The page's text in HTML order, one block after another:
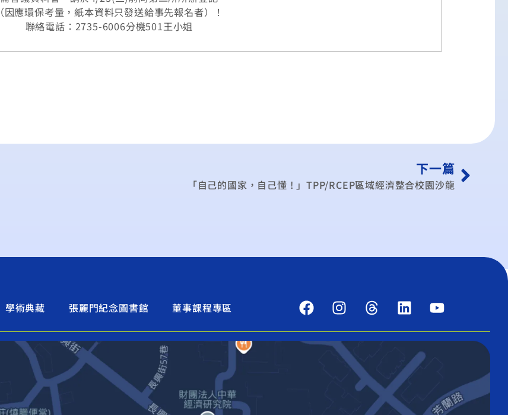
（因應環保考量，紙本資料只發送給事先報名者）！
聯絡電話：2735-6006分機501王小姐
下一篇
「自己的國家，自己懂 ! 」TPP/RCEP區域經濟整合校園沙龍
學術典藏 張麗門紀念圖書館 董事課程專區